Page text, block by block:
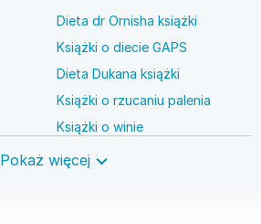
Dieta dr Ornisha książki
Książki o diecie GAPS
Dieta Dukana książki
Książki o rzucaniu palenia
Książki o winie
Książki o anestezjologii
Pokaż więcej